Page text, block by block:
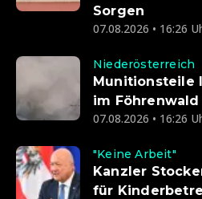
Sorgen
07.08.2026 • 16:26
Niederösterreich
Munitionsteile
im Föhrenwald
07.08.2026 • 16:26
"Keine Arbeit"
Kanzler
für